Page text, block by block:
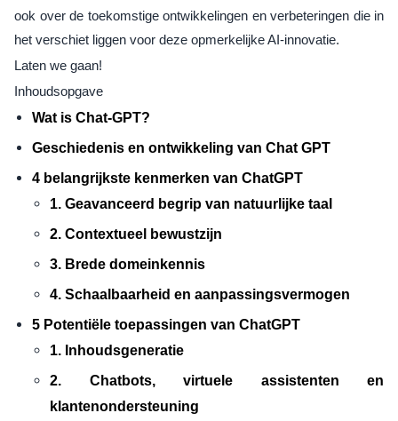
ook over de toekomstige ontwikkelingen en verbeteringen die in
het verschiet liggen voor deze opmerkelijke AI-innovatie.
Laten we gaan!
Inhoudsopgave
Wat is Chat-GPT?
Geschiedenis en ontwikkeling van Chat GPT
4 belangrijkste kenmerken van ChatGPT
1. Geavanceerd begrip van natuurlijke taal
2. Contextueel bewustzijn
3. Brede domeinkennis
4. Schaalbaarheid en aanpassingsvermogen
5 Potentiële toepassingen van ChatGPT
1. Inhoudsgeneratie
2. Chatbots, virtuele assistenten en
klantenondersteuning